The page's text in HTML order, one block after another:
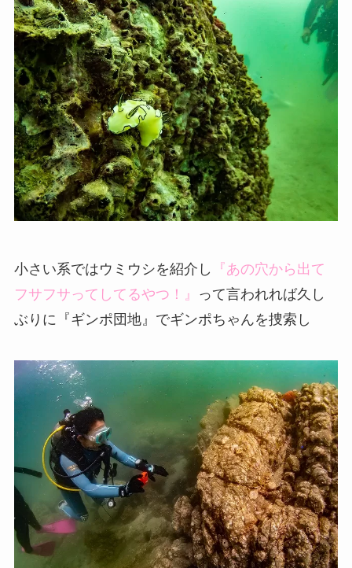
小さい系ではウミウシを紹介し
『あの穴から出て
フサフサってしてるやつ！』
って言われれば久し
ぶりに『ギンポ団地』でギンポちゃんを捜索し